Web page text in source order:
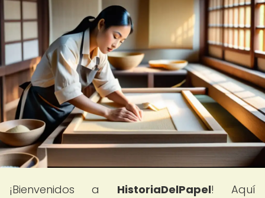
¡Bienvenidos a HistoriaDelPapel! Aquí